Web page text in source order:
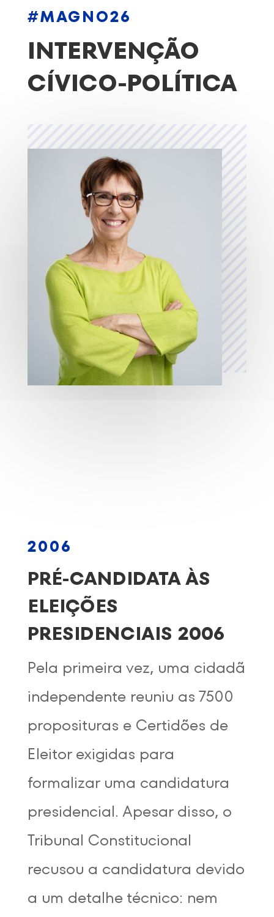
#MAGNO26
INTERVENÇÃO
CÍVICO-POLÍTICA
2006
PRÉ-CANDIDATA ÀS
ELEIÇÕES
PRESIDENCIAIS 2006
Pela primeira vez, uma cidadã
independente reuniu as 7500
proposituras e Certidões de
Eleitor exigidas para
formalizar uma candidatura
presidencial. Apesar disso, o
Tribunal Constitucional
recusou a candidatura devido
a um detalhe técnico: nem